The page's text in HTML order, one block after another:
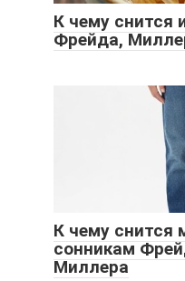
К чему снится
Фрейда,
К чему снится
сонникам
Миллера